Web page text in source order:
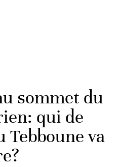
sommet du
qui de
Tebboune va